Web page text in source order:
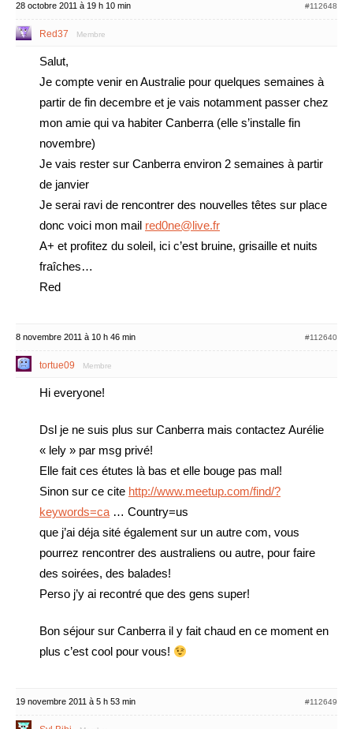
28 octobre 2011 à 19 h 10 min #112648
Red37 Membre
Salut,
Je compte venir en Australie pour quelques semaines à
partir de fin decembre et je vais notamment passer chez
mon amie qui va habiter Canberra (elle s’installe fin
novembre)
Je vais rester sur Canberra environ 2 semaines à partir
de janvier
Je serai ravi de rencontrer des nouvelles têtes sur place
donc voici mon mail red0ne@live.fr
A+ et profitez du soleil, ici c’est bruine, grisaille et nuits
fraîches…
Red
8 novembre 2011 à 10 h 46 min #112640
tortue09 Membre
Hi everyone!
Dsl je ne suis plus sur Canberra mais contactez Aurélie
« lely » par msg privé!
Elle fait ces étutes là bas et elle bouge pas mal!
Sinon sur ce cite http://www.meetup.com/find/?
keywords=ca … Country=us
que j’ai déja sité également sur un autre com, vous
pourrez rencontrer des australiens ou autre, pour faire
des soirées, des balades!
Perso j’y ai recontré que des gens super!
Bon séjour sur Canberra il y fait chaud en ce moment en
plus c’est cool pour vous!
19 novembre 2011 à 5 h 53 min #112649